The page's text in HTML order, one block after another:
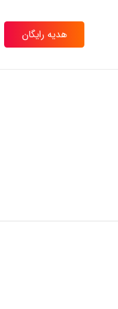
هدیه رایگان